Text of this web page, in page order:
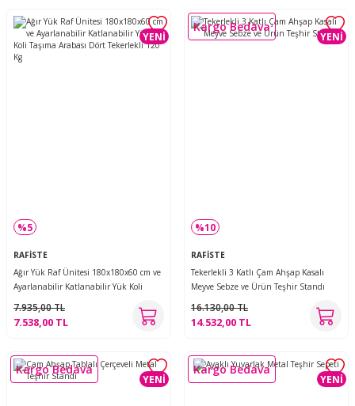
YENİ
%5
RAFİSTE
Ağır Yük Raf Ünitesi 180x180x60 cm ve
Ayarlanabilir Katlanabilir Yük Koli
7.935,00 TL
7.538,00 TL
YENİ
%10
Kargo Bedava
RAFİSTE
Tekerlekli 3 Katlı Çam Ahşap Kasalı
Meyve Sebze ve Ürün Teşhir Standı
16.130,00 TL
14.532,00 TL
YENİ
Kargo Bedava
YENİ
Kargo Bedava